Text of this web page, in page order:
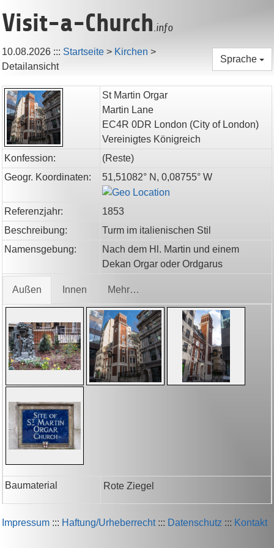
Visit-a-Church.info
10.08.2026 ::: Startseite > Kirchen >
Detailansicht
Sprache
St Martin Orgar
Martin Lane
EC4R 0DR London (City of London)
Vereinigtes Königreich
Konfession:
(Reste)
Geogr. Koordinaten:
51,51082° N, 0,08755° W
Referenzjahr:
1853
Beschreibung:
Turm im italienischen Stil
Namensgebung:
Nach dem Hl. Martin und einem
Dekan Orgar oder Ordgarus
Außen Innen Mehr…
Baumaterial Rote Ziegel
Impressum ::: Haftung/Urheberrecht::: Datenschutz ::: Kontakt